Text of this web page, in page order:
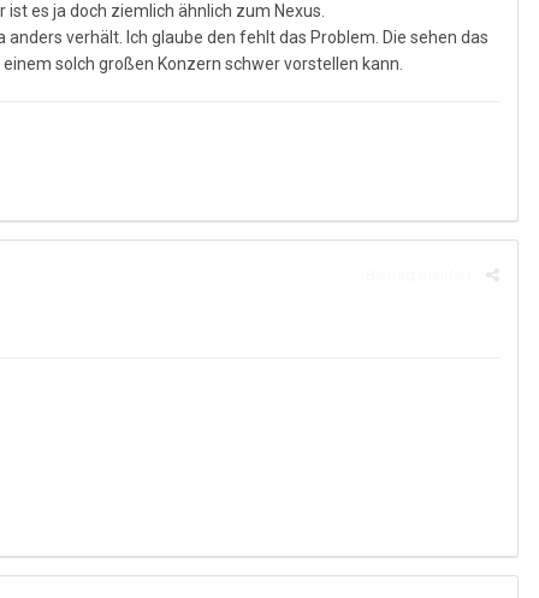
es ja doch ziemlich ähnlich zum Nexus.
verhält. Ich glaube den fehlt das Problem. Die sehen das
solch großen Konzern schwer vorstellen kann.